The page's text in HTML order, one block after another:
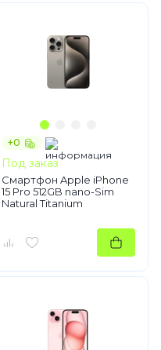
+0
Под заказ
Смартфон Apple iPhone
15 Pro 512GB nano-Sim
Natural Titanium